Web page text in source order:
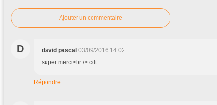
Ajouter un commentaire
D david pascal 03/09/2016 14:02
super merci<br /> cdt
Répondre